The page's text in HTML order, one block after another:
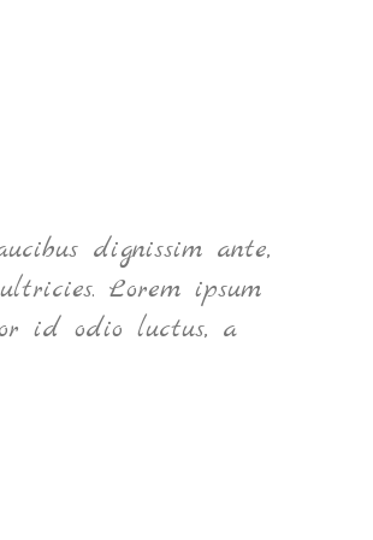
dignissim ante,
Lorem ipsum
id odio luctus, a